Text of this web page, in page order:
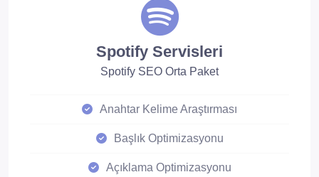
Spotify Servisleri
Spotify SEO Orta Paket
Anahtar Kelime Araştırması
Başlık Optimizasyonu
Açıklama Optimizasyonu